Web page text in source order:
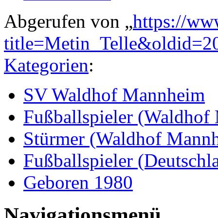
Abgerufen von „https://
Kategorien:
SV Waldhof Mannheim
Fußballspieler (Waldhof
Stürmer (Waldhof
Fußballspieler
Geboren 1980